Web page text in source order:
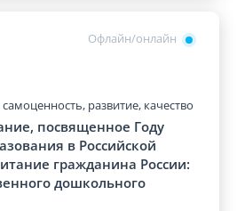
Офлайн/онлайн
развитие, качество
посвященное Году
в Российской
гражданина России:
дошкольного